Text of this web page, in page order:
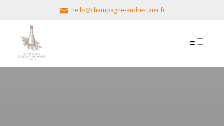
hello@champagne-andre-tixier.fr